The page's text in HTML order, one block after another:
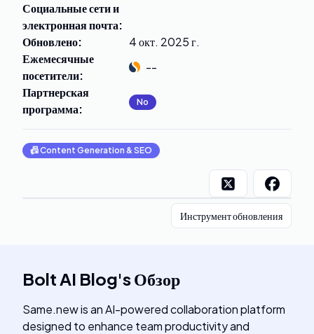
Социальные сети и
электронная почта:
Обновлено:
4 окт. 2025 г.
Ежемесячные
посетители:
--
Партнерская
программа: No
📠Content Generation & SEO
Инструмент обновления
Bolt AI Blog'sОбзор
Same.new is an AI-powered collaboration platform
designed to enhance team productivity and